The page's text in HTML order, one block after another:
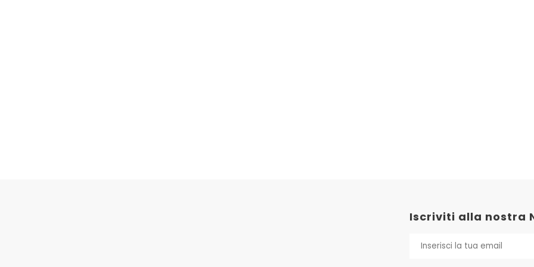
Iscriviti alla nostra